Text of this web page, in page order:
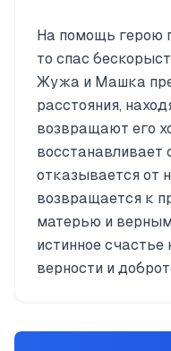
На помощь герою
то спас
Жужа и Машка
расстояния,
возвращают его
восстанавливает
отказывается от
возвращается к
матерью и
истинное счастье
верности и